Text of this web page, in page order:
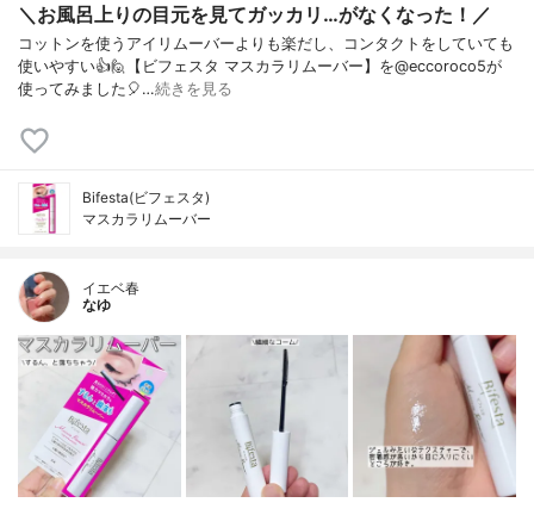
＼お風呂上りの目元を見てガッカリ…がなくなった！／ ⁡
コットンを使うアイリムーバーよりも楽だし、コンタクトをしていても
使いやすい👍⁡⁡⁡🙋【ビフェスタ マスカラリムーバー】を@eccoroco5が
使ってみました🎈…続きを見る
Bifesta(ビフェスタ)
マスカラリムーバー
イエベ春
なゆ